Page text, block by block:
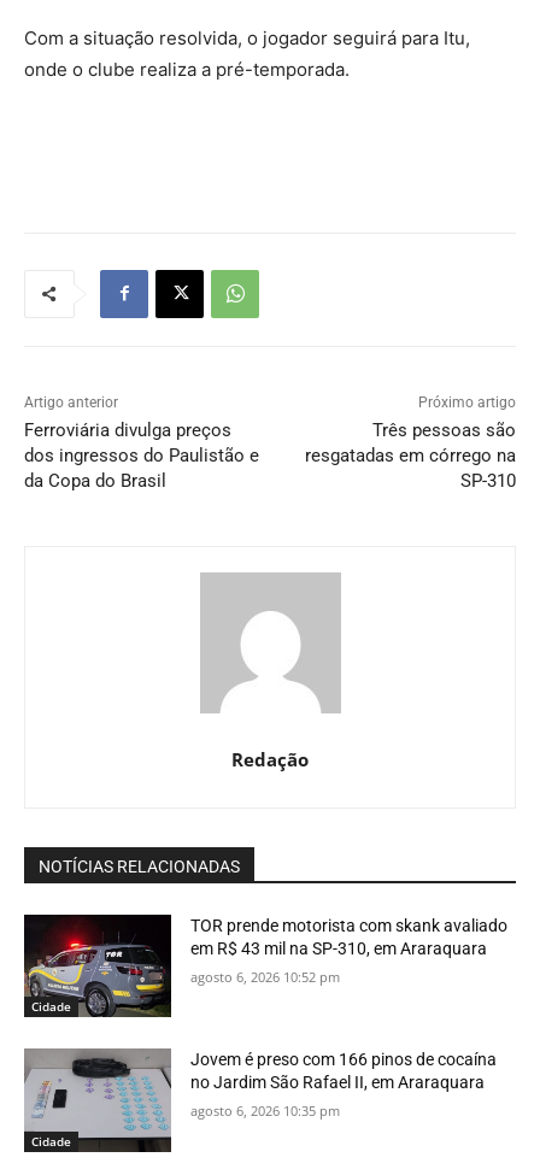
Com a situação resolvida, o jogador seguirá para Itu,
onde o clube realiza a pré-temporada.
Artigo anterior
Ferroviária divulga preços
dos ingressos do Paulistão e
da Copa do Brasil
Próximo artigo
Três pessoas são
resgatadas em córrego na
SP-310
Redação
NOTÍCIAS RELACIONADAS
Cidade
TOR prende motorista com skank avaliado
em R$ 43 mil na SP-310, em Araraquara
agosto 6, 2026 10:52 pm
Cidade
Jovem é preso com 166 pinos de cocaína
no Jardim São Rafael II, em Araraquara
agosto 6, 2026 10:35 pm